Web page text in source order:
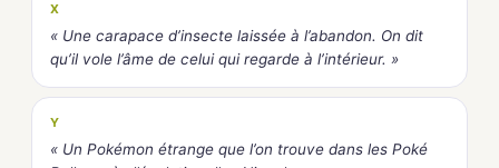
X
« Une carapace d’insecte laissée à l’abandon. On dit
qu’il vole l’âme de celui qui regarde à l’intérieur. »
Y
« Un Pokémon étrange que l’on trouve dans les Poké